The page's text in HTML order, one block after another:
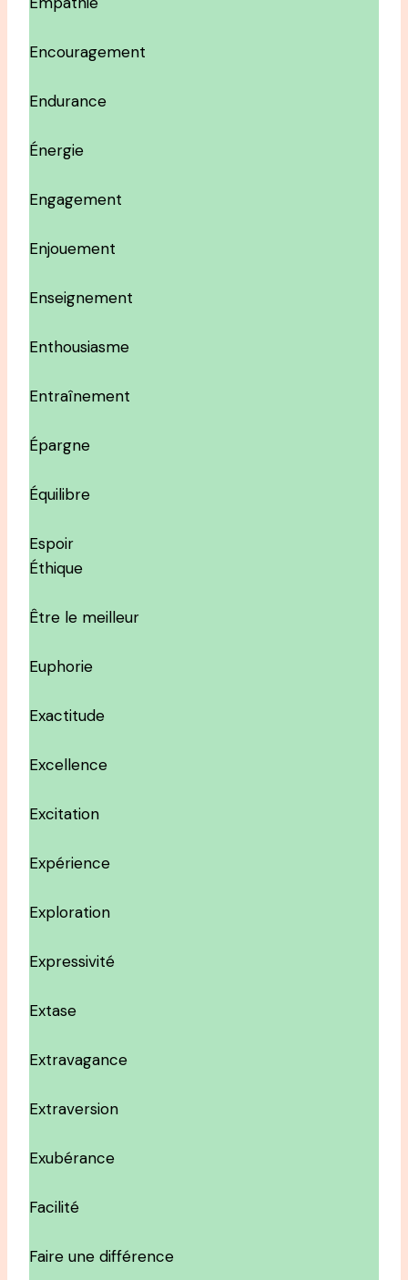
Encouragement
Endurance
Énergie
Engagement
Enjouement
Enseignement
Enthousiasme
Entraînement
Épargne
Équilibre
Espoir
Éthique
Être le meilleur
Euphorie
Exactitude
Excellence
Excitation
Expérience
Exploration
Expressivité
Extase
Extravagance
Extraversion
Exubérance
Facilité
Faire une différence